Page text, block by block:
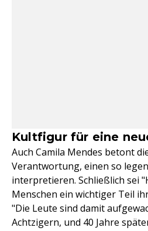
Kultfigur für eine
Auch Camila Mendes betont
Verantwortung, einen so
interpretieren. Schließlich sei
Menschen ein wichtiger Teil
"Die Leute sind damit
Achtzigern, und 40 Jahre